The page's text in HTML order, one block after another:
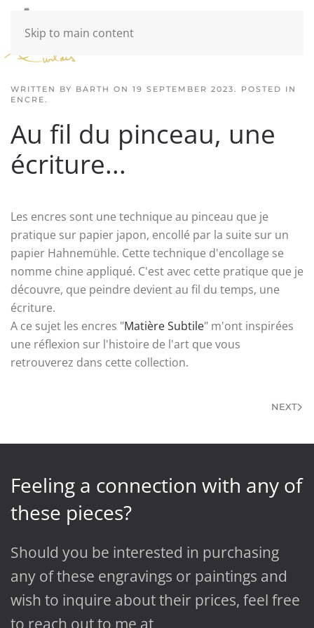
Skip to main content
WRITTEN BY BARTH ON 19 SEPTEMBER 2023. POSTED IN
ENCRE.
Au fil du pinceau, une
écriture...
Les encres sont une technique au pinceau que je
pratique sur papier japon, encollé par la suite sur un
papier Hahnemühle. Cette technique d'encollage se
nomme chine appliqué. C'est avec cette pratique que je
découvre, que peindre devient au fil du temps, une
écriture.
A ce sujet les encres "Matière Subtile" m'ont inspirées
une réflexion sur l'histoire de l'art que vous
retrouverez dans cette collection.
NEXT
Feeling a connection with any of
these pieces?
Should you be interested in purchasing
any of these engravings or paintings and
wish to inquire about their prices, feel free
to reach out to me at